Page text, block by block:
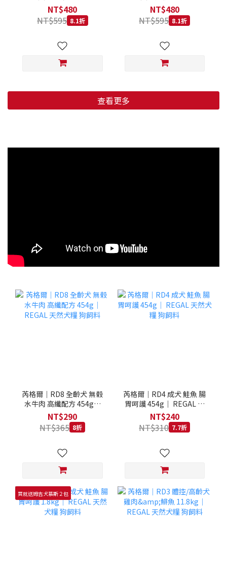
低穀鱈魚甜橙 小顆粒 800G
NT$480
NT$595 8.1折
羊肉藍莓 小顆粒 800G
NT$480
NT$595 8.1折
查看更多
芮格爾｜RD8 全齡犬 無榖
水牛肉 高纖配方 454g｜
REGAL 天然犬糧 狗飼料
NT$290
NT$365 8折
芮格爾｜RD4 成犬 鮭魚 腸
胃呵護 454g｜ REGAL 天
然犬糧 狗飼料
NT$240
NT$310 7.7折
買就送姆吉犬慕斯２包